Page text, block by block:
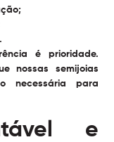
é prioridade.
nossas semijoias
necessária para
e